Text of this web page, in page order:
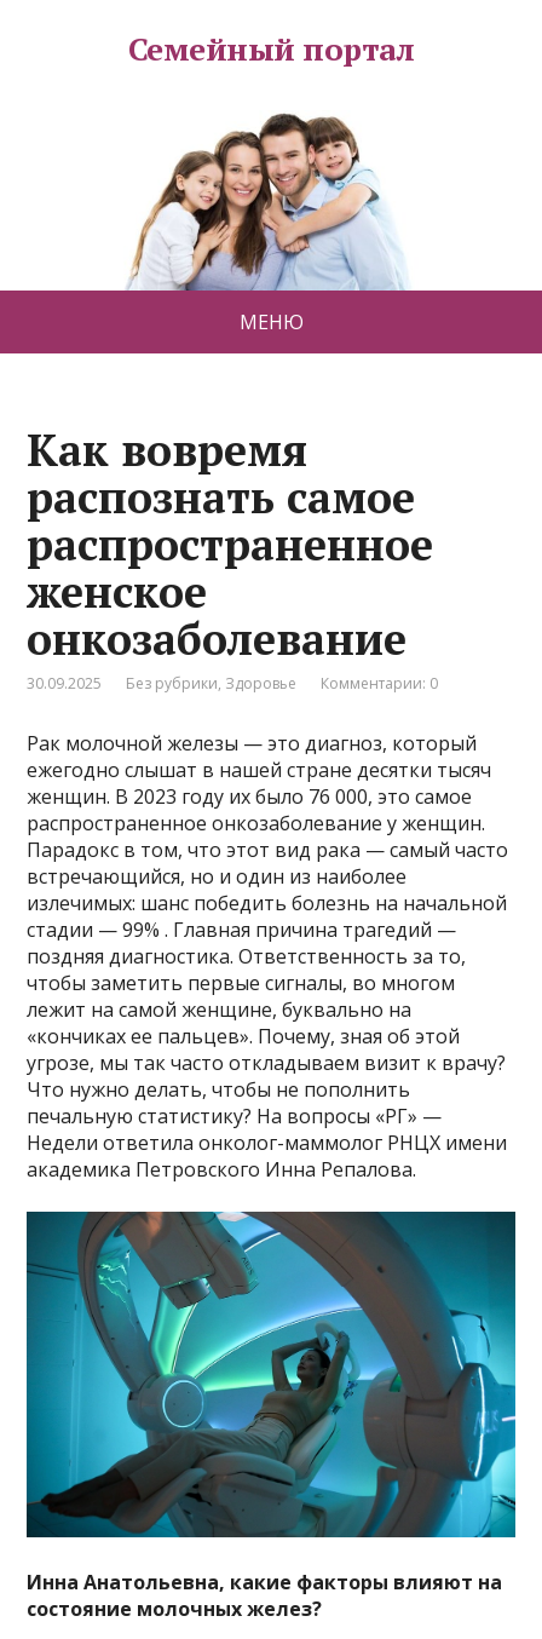
Семейный портал
МЕНЮ
Как вовремя
распознать самое
распространенное
женское
онкозаболевание
30.09.2025 Без рубрики, Здоровье Комментарии: 0
Рак молочной железы — это диагноз, который
ежегодно слышат в нашей стране десятки тысяч
женщин. В 2023 году их было 76 000, это самое
распространенное онкозаболевание у женщин.
Парадокс в том, что этот вид рака — самый часто
встречающийся, но и один из наиболее
излечимых: шанс победить болезнь на начальной
стадии — 99% . Главная причина трагедий —
поздняя диагностика. Ответственность за то,
чтобы заметить первые сигналы, во многом
лежит на самой женщине, буквально на
«кончиках ее пальцев». Почему, зная об этой
угрозе, мы так часто откладываем визит к врачу?
Что нужно делать, чтобы не пополнить
печальную статистику? На вопросы «РГ» —
Недели ответила онколог-маммолог РНЦХ имени
академика Петровского Инна Репалова.
Инна Анатольевна, какие факторы влияют на
состояние молочных желез?